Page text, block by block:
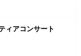
ィアコンサート